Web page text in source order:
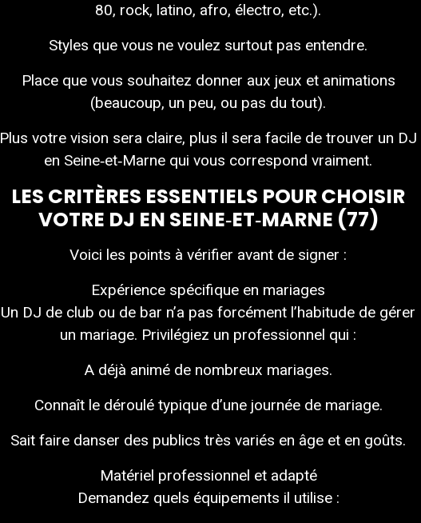
80, rock, latino, afro, électro, etc.).
Styles que vous ne voulez surtout pas entendre.
Place que vous souhaitez donner aux jeux et animations
(beaucoup, un peu, ou pas du tout).
Plus votre vision sera claire, plus il sera facile de trouver un DJ
en Seine‑et‑Marne qui vous correspond vraiment.
LES CRITÈRES ESSENTIELS POUR CHOISIR
VOTRE DJ EN SEINE‑ET‑MARNE (77)
Voici les points à vérifier avant de signer :
Expérience spécifique en mariages
Un DJ de club ou de bar n’a pas forcément l’habitude de gérer
un mariage. Privilégiez un professionnel qui :
A déjà animé de nombreux mariages.
Connaît le déroulé typique d’une journée de mariage.
Sait faire danser des publics très variés en âge et en goûts.
Matériel professionnel et adapté
Demandez quels équipements il utilise :